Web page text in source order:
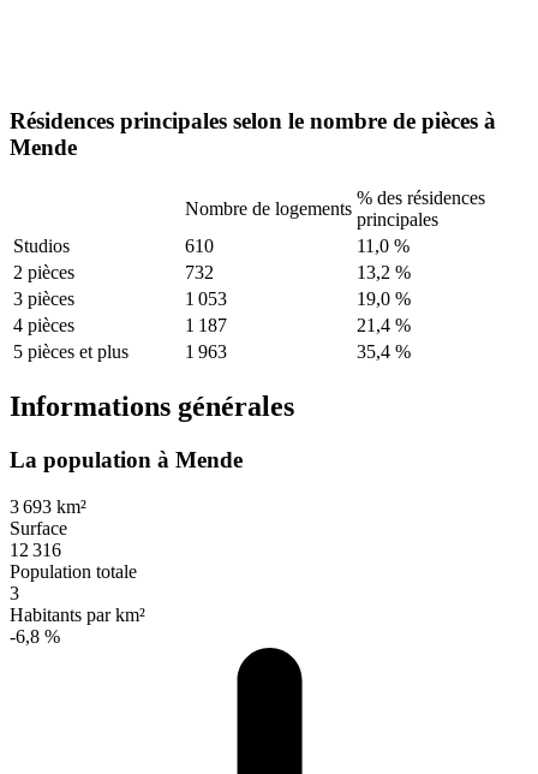
Résidences principales selon le nombre de pièces à
Mende
Nombre de logements
% des résidences
principales
Studios
610
11,0 %
2 pièces
732
13,2 %
3 pièces
1 053
19,0 %
4 pièces
1 187
21,4 %
5 pièces et plus
1 963 35,4 %
Informations générales
La population à Mende
3 693 km²
Surface
12 316
Population totale
3
Habitants par km²
-6,8 %